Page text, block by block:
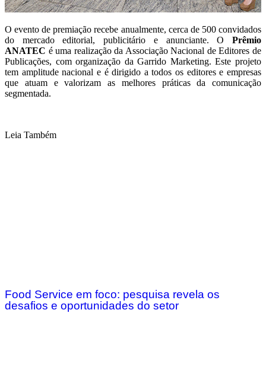
O evento de premiação recebe anualmente, cerca de 500 convidados
do mercado editorial, publicitário e anunciante. O Prêmio
ANATEC é uma realização da Associação Nacional de Editores de
Publicações, com organização da Garrido Marketing. Este projeto
tem amplitude nacional e é dirigido a todos os editores e empresas
que atuam e valorizam as melhores práticas da comunicação
segmentada.
Leia Também
Food Service em foco: pesquisa revela os
desafios e oportunidades do setor